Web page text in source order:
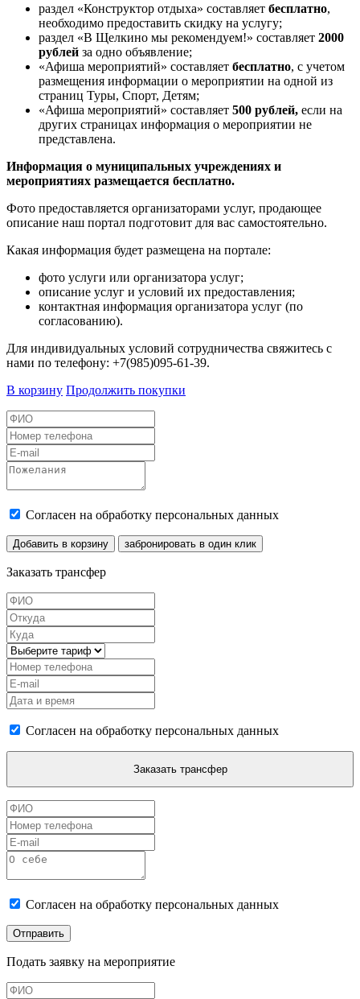
раздел «Конструктор отдыха» составляет бесплатно,
необходимо предоставить скидку на услугу;
раздел «В Щелкино мы рекомендуем!» составляет 2000
рублей за одно объявление;
«Афиша мероприятий» составляет бесплатно, с учетом
размещения информации о мероприятии на одной из
страниц Туры, Спорт, Детям;
«Афиша мероприятий» составляет 500 рублей, если на
других страницах информация о мероприятии не
представлена.
Информация о муниципальных учреждениях и
мероприятиях размещается бесплатно.
Фото предоставляется организаторами услуг, продающее
описание наш портал подготовит для вас самостоятельно.
Какая информация будет размещена на портале:
фото услуги или организатора услуг;
описание услуг и условий их предоставления;
контактная информация организатора услуг (по
согласованию).
Для индивидуальных условий сотрудничества свяжитесь с
нами по телефону: +7(985)095-61-39.
В корзину Продолжить покупки
Согласен на обработку персональных данных
Добавить в корзину забронировать в один клик
Заказать трансфер
Согласен на обработку персональных данных
Заказать трансфер
Согласен на обработку персональных данных
Отправить
Подать заявку на мероприятие